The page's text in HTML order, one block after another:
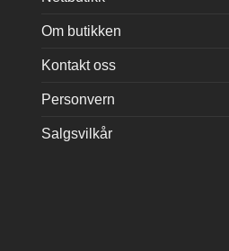
Om butikken
Kontakt oss
Personvern
Salgsvilkår